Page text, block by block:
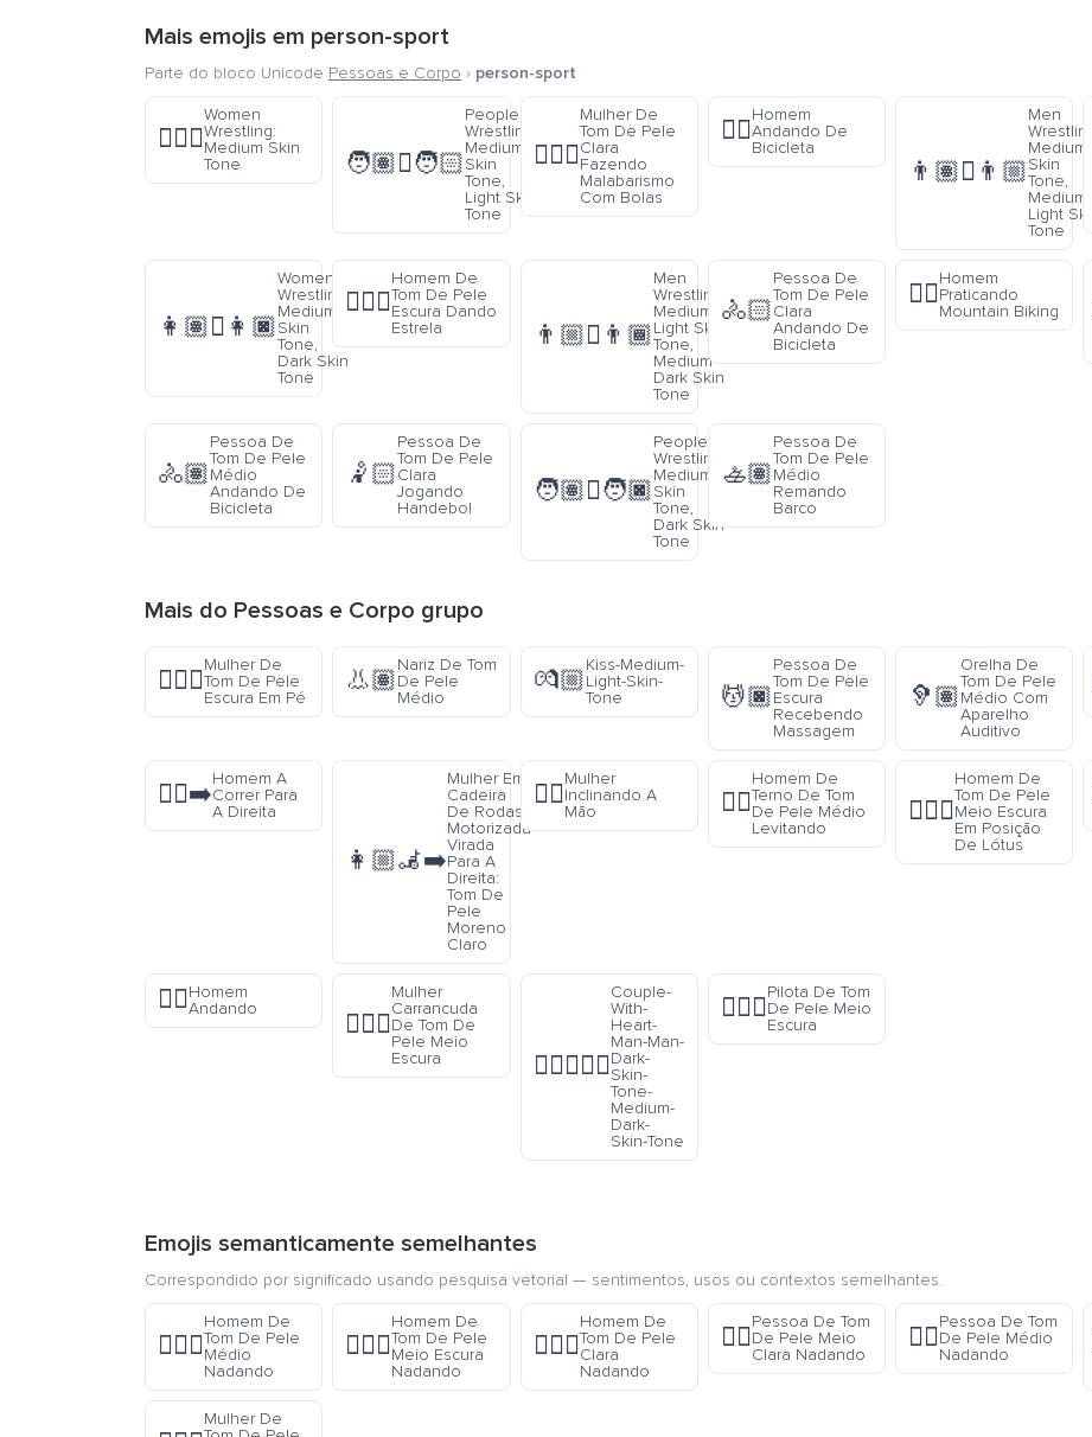
Mais emojis em person-sport
Parte do bloco Unicode Pessoas e Corpo › person-sport
🤼🏽‍♀️
Women
Wrestling:
Medium Skin
Tone
🧑🏽‍🫯‍🧑🏻
People
Wrestling:
Medium
Skin
Tone,
Light Skin
Tone
🤹🏻‍♀️
Mulher De
Tom De Pele
Clara
Fazendo
Malabarismo
Com Bolas
🚴‍♂️
Homem
Andando De
Bicicleta
👨🏽‍🫯‍👨🏼
Men
Wrestling:
Medium
Skin
Tone,
Medium-
Light Skin
Tone
👩🏽‍🫯‍👩🏿
Women
Wrestling:
Medium
Skin
Tone,
Dark Skin
Tone
🤸🏿‍♂️
Homem De
Tom De Pele
Escura Dando
Estrela
👨🏼‍🫯‍👨🏾
Men
Wrestling:
Medium-
Light Skin
Tone,
Medium-
Dark Skin
Tone
🚴🏻
Pessoa De
Tom De Pele
Clara
Andando De
Bicicleta
🚵‍♂️
Homem
Praticando
Mountain Biking
🚴🏽
Pessoa De
Tom De Pele
Médio
Andando De
Bicicleta
🤾🏻
Pessoa De
Tom De Pele
Clara
Jogando
Handebol
🧑🏽‍🫯‍🧑🏿
People
Wrestling:
Medium
Skin
Tone,
Dark Skin
Tone
🚣🏽
Pessoa De
Tom De Pele
Médio
Remando
Barco
Mais do Pessoas e Corpo grupo
🧍🏿‍♀️
Mulher De
Tom De Pele
Escura Em Pé
👃🏽
Nariz De Tom
De Pele
Médio
💏🏼
Kiss-Medium-
Light-Skin-
Tone
💆🏿
Pessoa De
Tom De Pele
Escura
Recebendo
Massagem
🦻🏽
Orelha De
Tom De Pele
Médio Com
Aparelho
Auditivo
🏃‍♂️‍➡️
Homem A
Correr Para
A Direita
👩🏼‍🦼‍➡️
Mulher Em
Cadeira
De Rodas
Motorizada
Virada
Para A
Direita:
Tom De
Pele
Moreno
Claro
💁‍♀️
Mulher
Inclinando A
Mão
🕴🏽
Homem De
Terno De Tom
De Pele Médio
Levitando
🧘🏾‍♂️
Homem De
Tom De Pele
Meio Escura
Em Posição
De Lótus
🚶‍♂️Homem
Andando
🙍🏾‍♀️
Mulher
Carrancuda
De Tom De
Pele Meio
Escura
👨🏿‍❤️‍👨🏾
Couple-
With-
Heart-
Man-Man-
Dark-
Skin-
Tone-
Medium-
Dark-
Skin-Tone
👩🏾‍✈️
Pilota De Tom
De Pele Meio
Escura
Emojis semanticamente semelhantes
Correspondido por significado usando pesquisa vetorial — sentimentos, usos ou contextos semelhantes.
🏊🏽‍♂️
Homem De
Tom De Pele
Médio
Nadando
🏊🏾‍♂️
Homem De
Tom De Pele
Meio Escura
Nadando
🏊🏻‍♂️
Homem De
Tom De Pele
Clara
Nadando
🏊🏼
Pessoa De Tom
De Pele Meio
Clara Nadando
🏊🏽
Pessoa De Tom
De Pele Médio
Nadando
Mulher De